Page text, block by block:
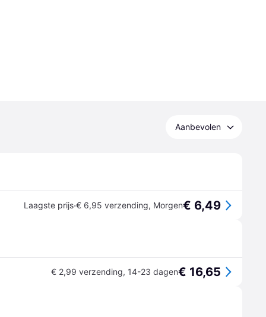
Aanbevolen
Laagste prijs·€ 6,95 verzending, Morgen€ 6,49
€ 2,99 verzending, 14-23 dagen€ 16,65